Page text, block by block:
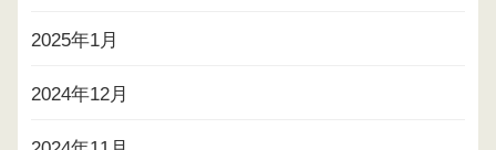
2025年1月
2024年12月